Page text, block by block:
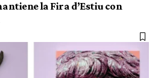
la Fira d’Estiu con